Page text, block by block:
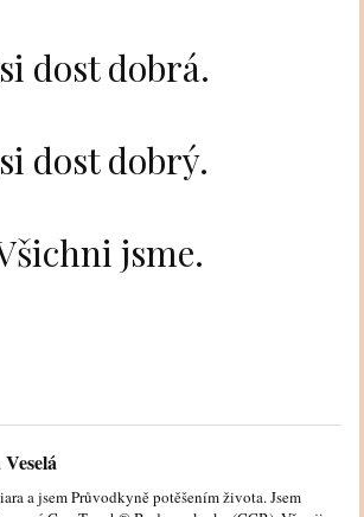
dost dobrá.
dost dobrý.
jsme.
a jsem Průvodkyně potěšením života. Jsem